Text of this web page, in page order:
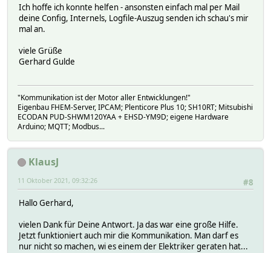
Ich hoffe ich konnte helfen - ansonsten einfach mal per Mail
deine Config, Internels, Logfile-Auszug senden ich schau's mir
mal an.
viele Grüße
Gerhard Gulde
"Kommunikation ist der Motor aller Entwicklungen!"
Eigenbau FHEM-Server, IPCAM; Plenticore Plus 10; SH10RT; Mitsubishi
ECODAN PUD-SHWM120YAA + EHSD-YM9D; eigene Hardware
Arduino; MQTT; Modbus...
KlausJ
#8
11 Oktober 2021, 09:32:26
Hallo Gerhard,
vielen Dank für Deine Antwort. Ja das war eine große Hilfe.
Jetzt funktioniert auch mir die Kommunikation. Man darf es
nur nicht so machen, wi es einem der Elektriker geraten hat...